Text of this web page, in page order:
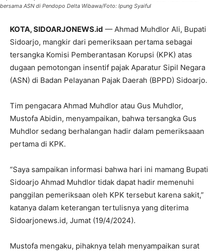
bersama ASN di Pendopo Delta Wibawa/Foto: Ipung Syaiful
KOTA, SIDOARJONEWS.id — Ahmad Muhdlor Ali, Bupati
Sidoarjo, mangkir dari pemeriksaan pertama sebagai
tersangka Komisi Pemberantasan Korupsi (KPK) atas
dugaan pemotongan insentif pajak Aparatur Sipil Negara
(ASN) di Badan Pelayanan Pajak Daerah (BPPD) Sidoarjo.
Tim pengacara Ahmad Muhdlor atau Gus Muhdlor,
Mustofa Abidin, menyampaikan, bahwa tersangka Gus
Muhdlor sedang berhalangan hadir dalam pemeriksaaan
pertama di KPK.
“Saya sampaikan informasi bahwa hari ini mamang Bupati
Sidoarjo Ahmad Muhdlor tidak dapat hadir memenuhi
panggilan pemeriksaan oleh KPK tersebut karena sakit,”
katanya dalam keterangan tertulisnya yang diterima
Sidoarjonews.id, Jumat (19/4/2024).
Mustofa mengaku, pihaknya telah menyampaikan surat